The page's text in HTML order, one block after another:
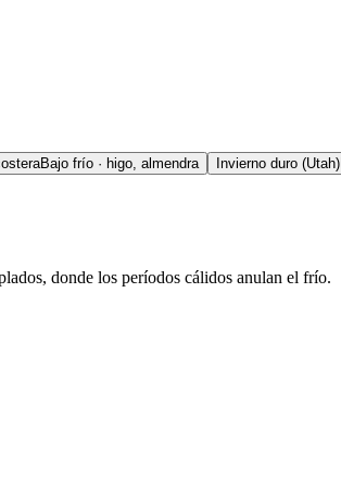
Bajo frío · higo, almendra Invierno duro (Utah)
donde los períodos cálidos anulan el frío.